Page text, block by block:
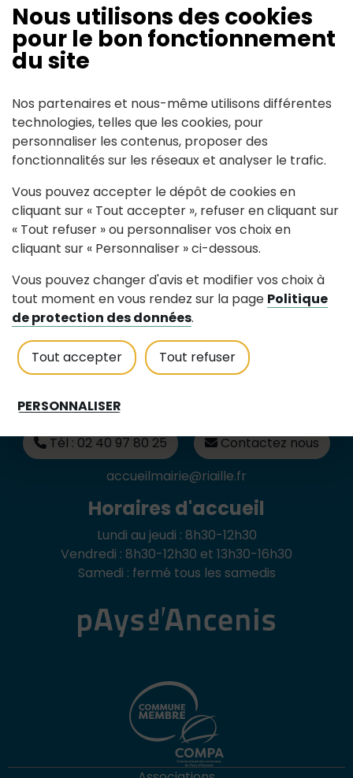
Nous utilisons des cookies
pour le bon fonctionnement
du site
Nos partenaires et nous-même utilisons différentes
technologies, telles que les cookies, pour
personnaliser les contenus, proposer des
fonctionnalités sur les réseaux et analyser le trafic.
Vous pouvez accepter le dépôt de cookies en
cliquant sur « Tout accepter », refuser en cliquant sur
« Tout refuser » ou personnaliser vos choix en
cliquant sur « Personnaliser » ci-dessous.
Vous pouvez changer d'avis et modifier vos choix à
tout moment en vous rendez sur la page Politique
de protection des données.
Tout accepter Tout refuser
PERSONNALISER
107 la houssaie 44440 RIAILLE
atlantique-
02 40 97 80 13
Voir le site internet
Mairie de Riaillé
Tél : 02 40 97 80 25
Contactez nous
accueilmairie@riaille.fr
Horaires d'accueil
Lundi au jeudi : 8h30-12h30
Vendredi : 8h30-12h30 et 13h30-16h30
Samedi : fermé tous les samedis